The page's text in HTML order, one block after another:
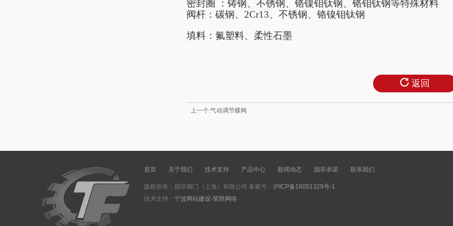
密封圈
：铸钢、不锈钢、铬镍钼钛钢、铬钼钛钢等特殊材料
阀杆：碳钢、 2Cr13、不锈钢、铬镍钼钛钢
填料：氟塑料、柔性石墨
返回
上一个:气动调节蝶阀
首页 关于我们 技术支持 产品中心 新闻动态 固菲承诺 联系我们
版权所有：固菲阀门（上海）有限公司 备案号： 沪ICP备16051329号-1
技术支持： 宁波网站建设-荣胜网络